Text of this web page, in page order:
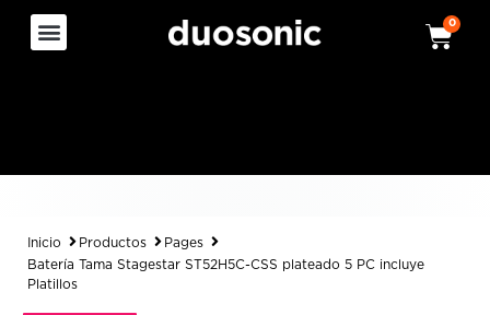
0
Inicio Productos
Pages
Batería Tama Stagestar ST52H5C-CSS plateado 5 PC incluye
Platillos